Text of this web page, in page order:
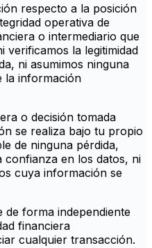
respecto a la posición
operativa de
o intermediario que
verificamos la legitimidad
ni asumimos ninguna
la información
o decisión tomada
se realiza bajo tu propio
de ninguna pérdida,
confianza en los datos, ni
cuya información se
de forma independiente
financiera
cualquier transacción.